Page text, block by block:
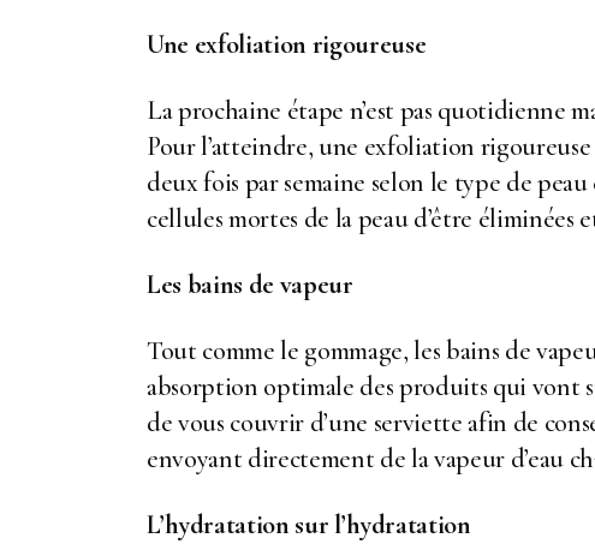
Une exfoliation rigoureuse
La prochaine étape n’est pas quotidienne
Pour l’atteindre, une exfoliation
deux fois par semaine selon le type de
cellules mortes de la peau d’être
Les bains de vapeur
Tout comme le gommage, les bains de
absorption optimale des produits qui vont
de vous couvrir d’une serviette afin de
envoyant directement de la vapeur d’eau
L’hydratation sur l’hydratation